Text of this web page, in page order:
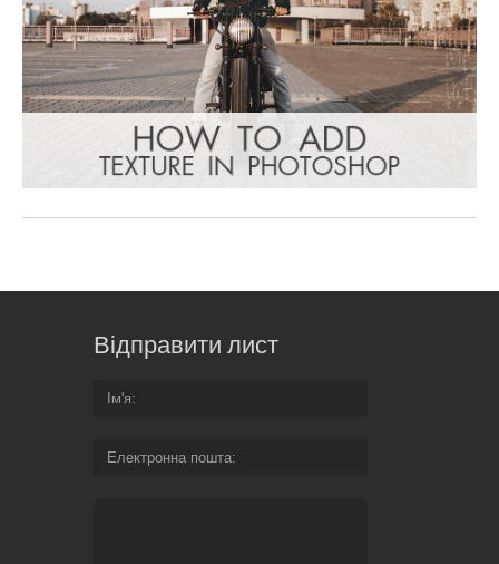
Відправити лист
Ім'я
Електронна пошта